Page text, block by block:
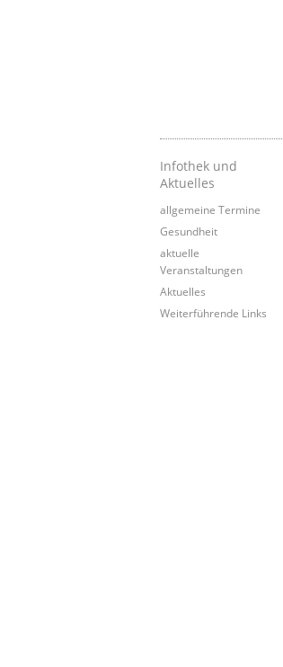
Infothek und
Aktuelles
allgemeine Termine
Gesundheit
aktuelle
Veranstaltungen
Aktuelles
Weiterführende Links